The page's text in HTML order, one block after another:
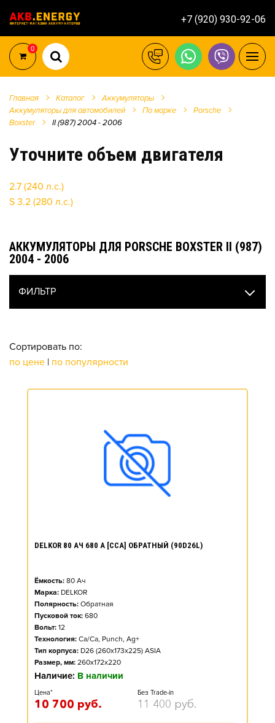
+7 (920) 930-92-06
0
Главная Каталог
Аккумуляторы
Аккумуляторы для автомобилей
По марке
Porsche
Boxster
II (987) 2004 - 2006
Уточните объем двигателя
2.7 (240 л.с.)
S 3.2 (280 л.с.)
АККУМУЛЯТОРЫ ДЛЯ PORSCHE BOXSTER II (987)
2004 - 2006
ФИЛЬТР
Сортировать по:
по цене | по популярности
DELKOR 80 АЧ 680 А [CCA] ОБРАТНЫЙ (90D26L)
Ёмкость: 80 Ач
Марка: DELKOR
Полярность: Обратная
Пусковой ток: 680
Вольт: 12
Технология: Ca/Ca, Punch, Ag+
Тип корпуса: D26 (260x173x225) ASIA
Размер, мм: 260x172x220
Наличие: В наличии
Цена*
10 700 руб.
Без Trade-in
11 400 руб.